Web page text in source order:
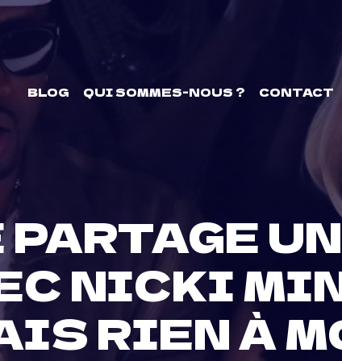
BLOG QUI SOMMES-NOUS ? CONTACT
PARTAGE
NICKI
RIEN À